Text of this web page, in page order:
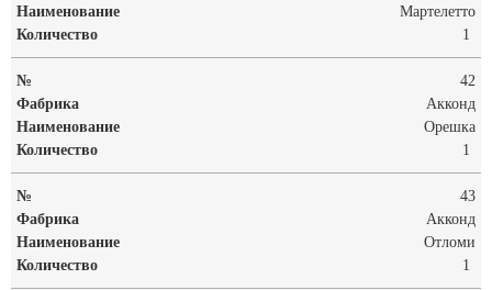
Мартелетто
1
42
Акконд
Орешка
1
43
Акконд
Отломи
1